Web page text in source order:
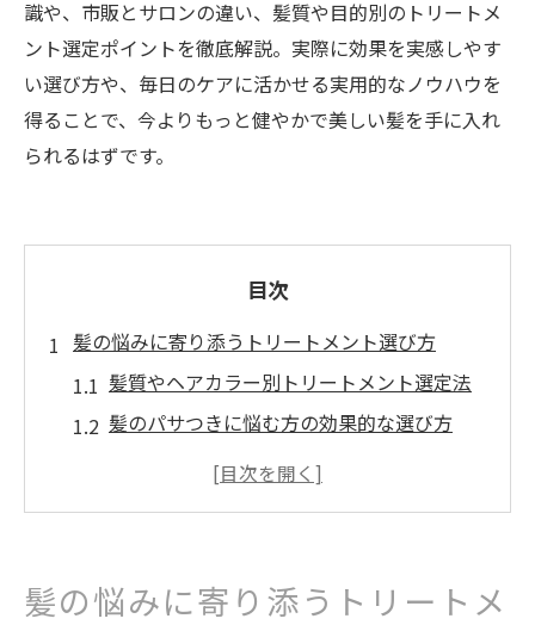
識や、市販とサロンの違い、髪質や目的別のトリートメ
ント選定ポイントを徹底解説。実際に効果を実感しやす
い選び方や、毎日のケアに活かせる実用的なノウハウを
得ることで、今よりもっと健やかで美しい髪を手に入れ
られるはずです。
目次
髪の悩みに寄り添うトリートメント選び方
髪質やヘアカラー別トリートメント選定法
髪のパサつきに悩む方の効果的な選び方
市販とサロントリートメントの違いとは
ドラッグストアでも買える髪用トリートメ
ント術
髪の悩みに寄り添うトリートメ